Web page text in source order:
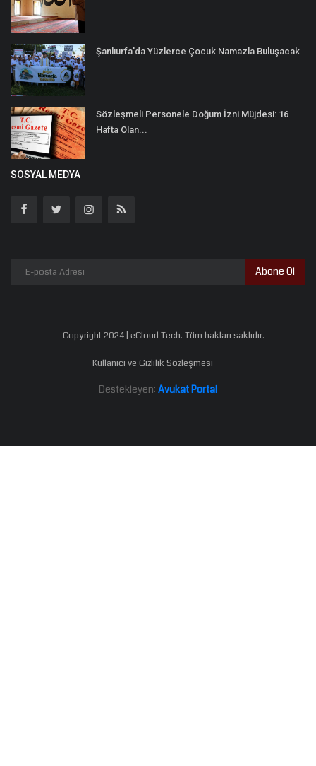
Şanlıurfa'da Yüzlerce Çocuk Namazla Buluşacak
Sözleşmeli Personele Doğum İzni Müjdesi: 16
Hafta Olan...
SOSYAL MEDYA
Abone Ol
Copyright 2024 | eCloud Tech. Tüm hakları saklıdır.
Kullanıcı ve Gizlilik Sözleşmesi
Destekleyen: Avukat Portal